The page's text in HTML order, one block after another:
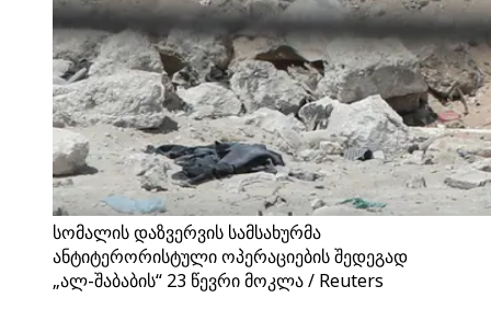
სომალის დაზვერვის სამსახურმა
ანტიტერორისტული ოპერაციების შედეგად
„ალ-შაბაბის“ 23 წევრი მოკლა / Reuters